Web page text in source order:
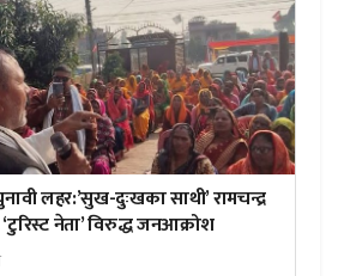
लहर:’सुख-दुःखका साथी’ रामचन्द्र
नेता’ विरुद्ध जनआक्रोश